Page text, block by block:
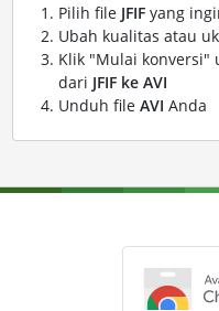
Pilih file JFIFyang
Ubah kualitas atau
Klik "Mulai konversi"
dari JFIF ke AVI
Unduh file AVI Anda